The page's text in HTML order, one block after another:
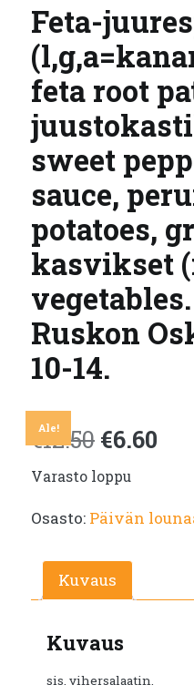
Feta-
feta root
sweet
sauce,
potatoes,
kasvikset
Ruskon
10-14.
Ale!
€12.50
hinta
oli:
€12.50.
€6.60
on:
Varasto loppu
Osasto: Päivän
Kuvaus
Kuvaus
sis. vihersalaatin.